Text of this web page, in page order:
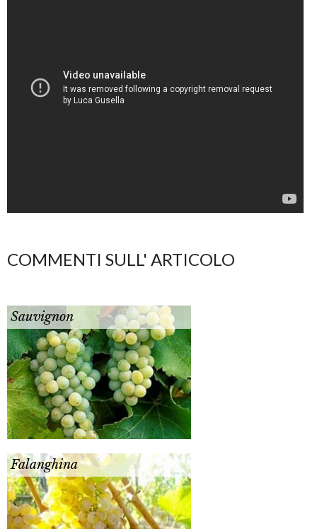
COMMENTI SULL' ARTICOLO
Sauvignon
Falanghina